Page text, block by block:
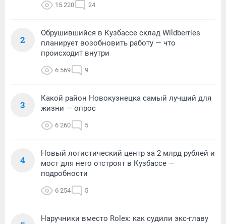
15 220 24
2
Обрушившийся в Кузбассе склад Wildberries
планирует возобновить работу — что
происходит внутри
6 569 9
3
Какой район Новокузнецка самый лучший для
жизни — опрос
6 260 5
4
Новый логистический центр за 2 млрд рублей и
мост для него отстроят в Кузбассе —
подробности
6 254 5
Наручники вместо Rolex: как судили экс-главу